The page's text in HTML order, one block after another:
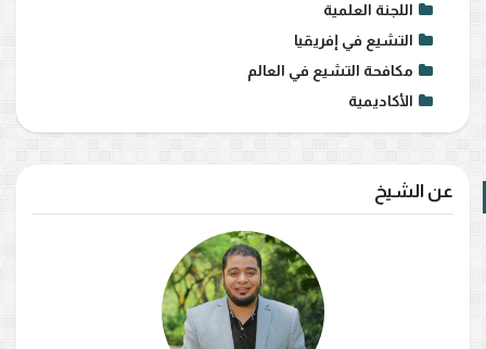
اللجنة العلمية
التشيع في إفريقيا
مكافحة التشيع في العالم
الأكاديمية
عن الشيخ